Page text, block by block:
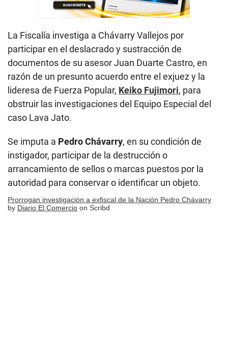
La Fiscalía investiga a Chávarry Vallejos por
participar en el deslacrado y sustracción de
documentos de su asesor Juan Duarte Castro, en
razón de un presunto acuerdo entre el exjuez y la
lideresa de Fuerza Popular, Keiko Fujimori, para
obstruir las investigaciones del Equipo Especial del
caso Lava Jato.
Se imputa a Pedro Chávarry, en su condición de
instigador, participar de la destrucción o
arrancamiento de sellos o marcas puestos por la
autoridad para conservar o identificar un objeto.
Prorrogan investigación a exfiscal de la Nación Pedro Chávarry
by Diario El Comercio on Scribd